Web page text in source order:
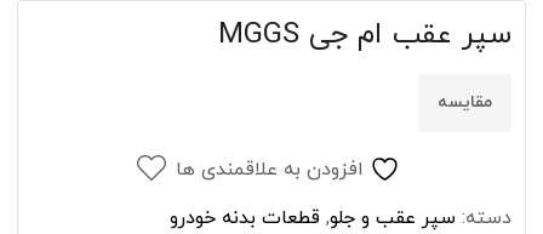
سپر عقب ام جی MGGS
مقایسه
افزودن به علاقمندی ها
دسته: سپر عقب و جلو, قطعات بدنه خودرو